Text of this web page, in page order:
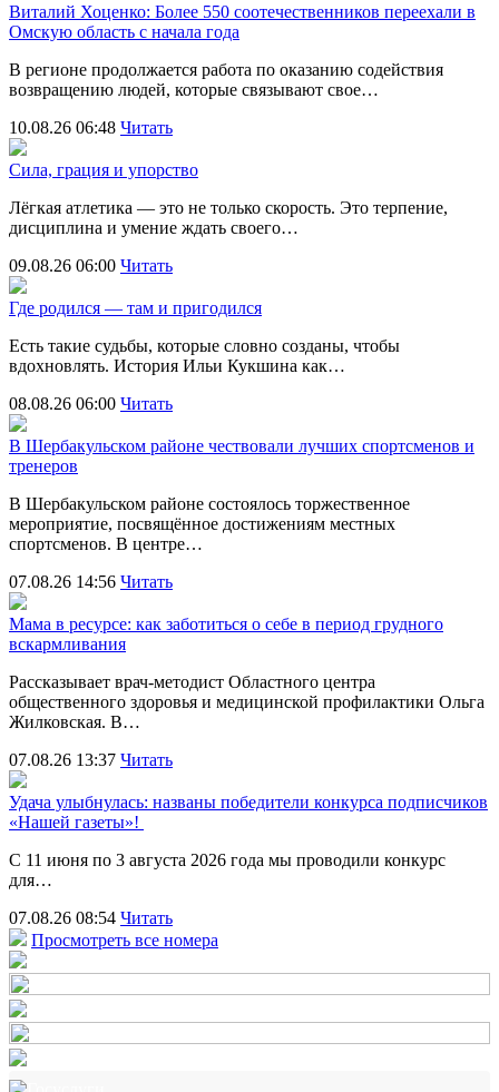
Виталий Хоценко: Более 550 соотечественников переехали в
Омскую область с начала года
В регионе продолжается работа по оказанию содействия
возвращению людей, которые связывают свое…
10.08.26 06:48 Читать
Сила, грация и упорство
Лёгкая атлетика — это не только скорость. Это терпение,
дисциплина и умение ждать своего…
09.08.26 06:00 Читать
Где родился — там и пригодился
Есть такие судьбы, которые словно созданы, чтобы
вдохновлять. История Ильи Кукшина как…
08.08.26 06:00 Читать
В Шербакульском районе чествовали лучших спортсменов и
тренеров
В Шербакульском районе состоялось торжественное
мероприятие, посвящённое достижениям местных
спортсменов. В центре…
07.08.26 14:56 Читать
Мама в ресурсе: как заботиться о себе в период грудного
вскармливания
Рассказывает врач-методист Областного центра
общественного здоровья и медицинской профилактики Ольга
Жилковская. В…
07.08.26 13:37 Читать
Удача улыбнулась: названы победители конкурса подписчиков
«Нашей газеты»!
С 11 июня по 3 августа 2026 года мы проводили конкурс
для…
07.08.26 08:54 Читать
Просмотреть все номера